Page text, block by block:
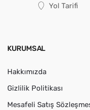
Yol Tarifi
KURUMSAL
Hakkımızda
Gizlilik Politikası
Mesafeli Satış